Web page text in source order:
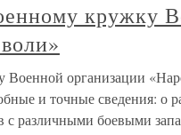
кружку
Военной организации
и точные сведения: о
различными боевыми